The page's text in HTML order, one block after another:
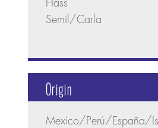
Hass
Semil/Carla
Origin
Mexico/Perú/España/